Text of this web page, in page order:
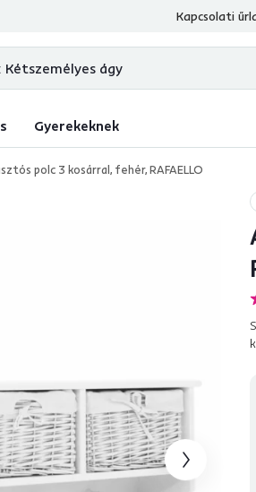
Kapcsolati
Gyerekeknek
polc 3 kosárral, fehér, RAFAELLO